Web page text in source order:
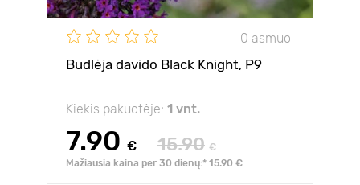
0 asmuo
Budlėja davido Black Knight, P9
Kiekis pakuotėje: 1 vnt.
7.90 € 15.90 €
Mažiausia kaina per 30 dienų:* 15.90 €